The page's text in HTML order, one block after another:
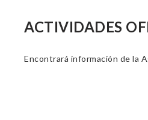
ACTIVIDADES
Encontrará información de la